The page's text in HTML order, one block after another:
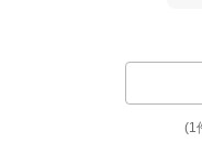
せ
し
か
(1